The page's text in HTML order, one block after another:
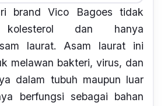
brand Vico Bagoes tidak
kolesterol dan hanya
laurat. Asam laurat ini
melawan bakteri, virus, dan
dalam tubuh maupun luar
berfungsi sebagai bahan